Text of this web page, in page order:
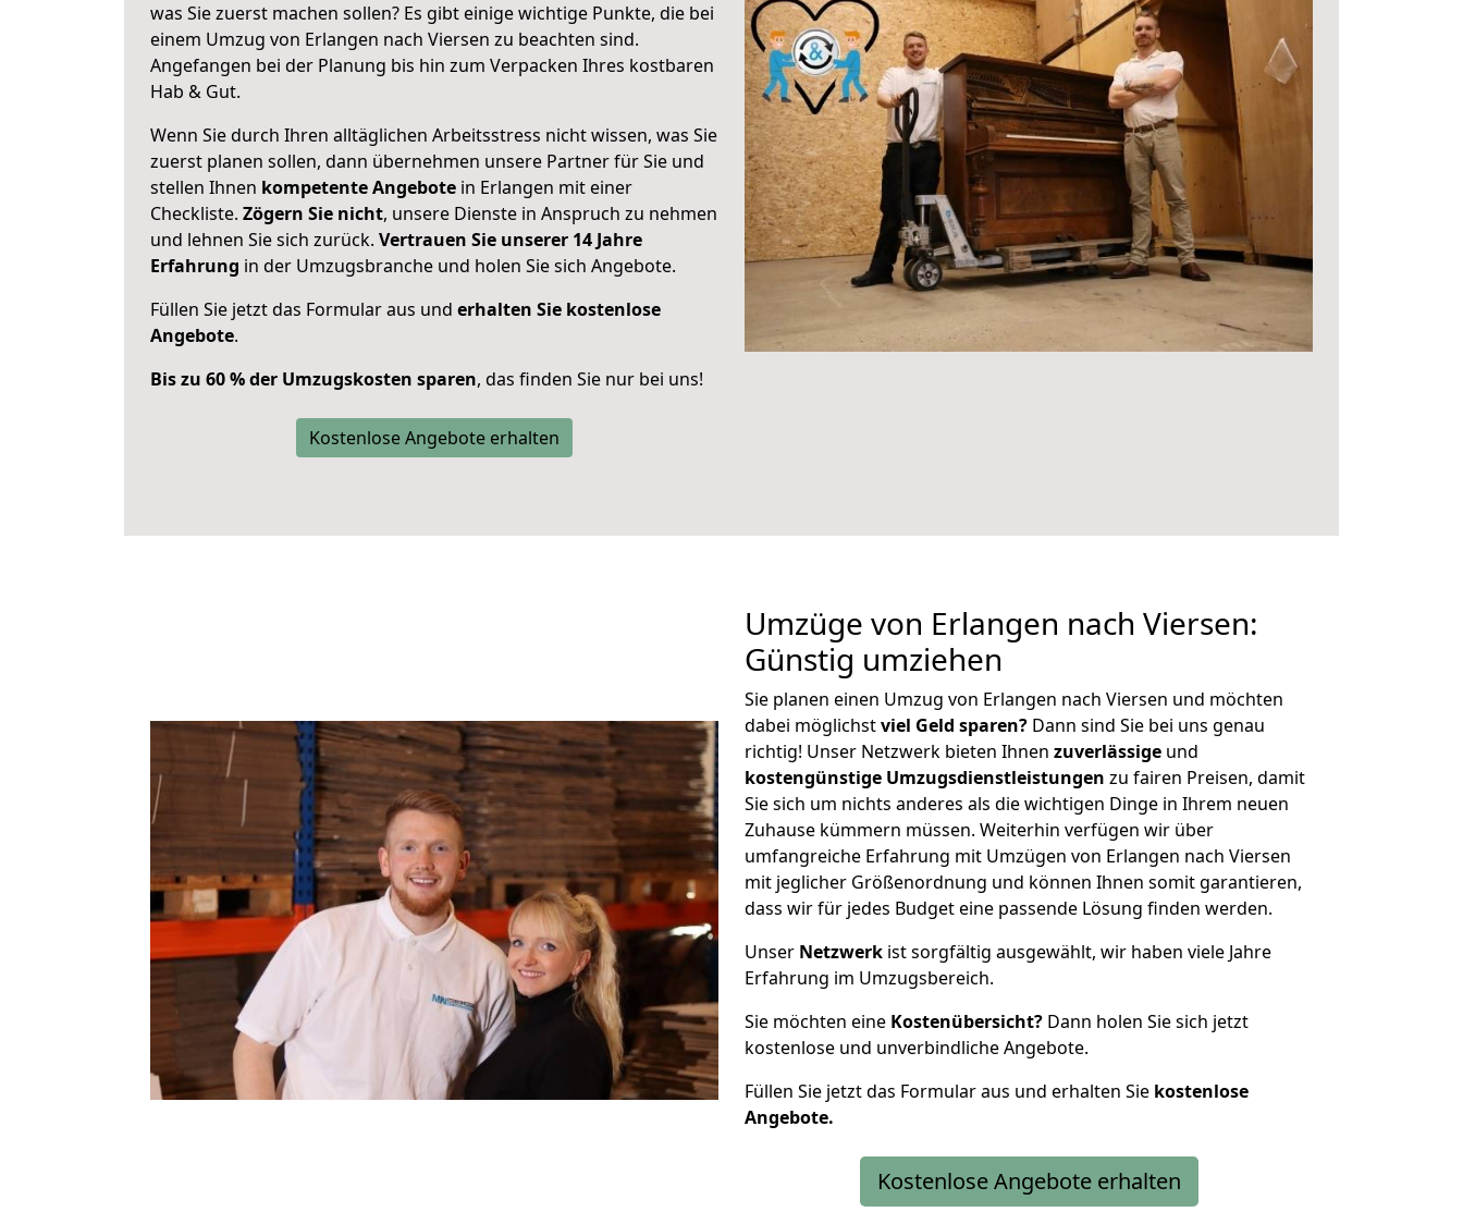
was Sie zuerst machen sollen? Es gibt einige wichtige Punkte, die bei
einem Umzug von Erlangen nach Viersen zu beachten sind.
Angefangen bei der Planung bis hin zum Verpacken Ihres kostbaren
Hab & Gut.
Wenn Sie durch Ihren alltäglichen Arbeitsstress nicht wissen, was Sie
zuerst planen sollen, dann übernehmen unsere Partner für Sie und
stellen Ihnen kompetente Angebote in Erlangen mit einer
Checkliste. Zögern Sie nicht, unsere Dienste in Anspruch zu nehmen
und lehnen Sie sich zurück. Vertrauen Sie unserer 14 Jahre
Erfahrung in der Umzugsbranche und holen Sie sich Angebote.
Füllen Sie jetzt das Formular aus und erhalten Sie kostenlose
Angebote.
Bis zu 60 % der Umzugskosten sparen, das finden Sie nur bei uns!
Kostenlose Angebote erhalten
Umzüge von Erlangen nach Viersen:
Günstig umziehen
Sie planen einen Umzug von Erlangen nach Viersen und möchten
dabei möglichstviel Geld sparen? Dann sind Sie bei uns genau
richtig! Unser Netzwerk bieten Ihnen zuverlässige und
kostengünstige Umzugsdienstleistungen zu fairen Preisen, damit
Sie sich um nichts anderes als die wichtigen Dinge in Ihrem neuen
Zuhause kümmern müssen. Weiterhin verfügen wir über
umfangreiche Erfahrung mit Umzügen von Erlangen nach Viersen
mit jeglicher Größenordnung und können Ihnen somit garantieren,
dass wir für jedes Budget eine passende Lösung finden werden.
Unser Netzwerk ist sorgfältig ausgewählt, wir haben viele Jahre
Erfahrung im Umzugsbereich.
Sie möchten eine Kostenübersicht? Dann holen Sie sich jetzt
kostenlose und unverbindliche Angebote.
Füllen Sie jetzt das Formular aus und erhalten Sie kostenlose
Angebote.
Kostenlose Angebote erhalten